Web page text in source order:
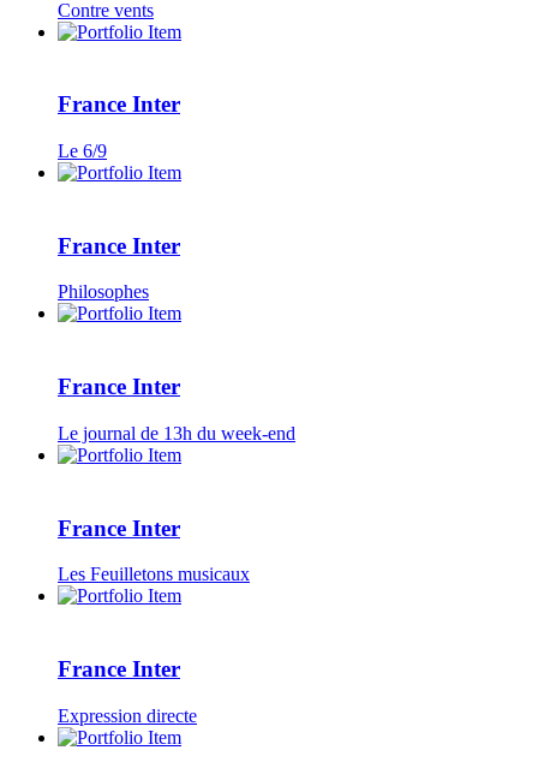
Contre vents
France Inter
Le 6/9
France Inter
Philosophes
France Inter
Le journal de 13h du week-end
France Inter
Les Feuilletons musicaux
France Inter
Expression directe